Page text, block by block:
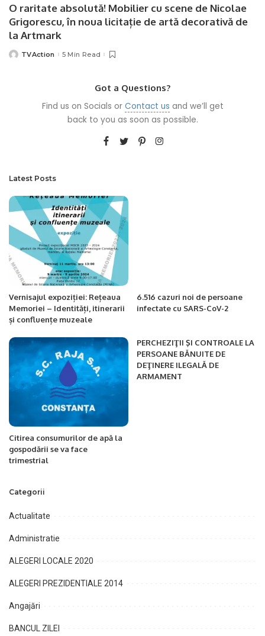
O raritate absolută! Mobilier cu scene de Nicolae
Grigorescu, în noua licitație de artă decorativă de
la Artmark
PostedTVAction 5 Min Read
Got a Questions?
Find us on Socials or Contact us and we’ll get
back to you as soon as possible.
Latest Posts
Vernisajul expoziției: Rețeaua
Memoriei – Identități, itinerarii
și confluențe muzeale
6.516 cazuri noi de persoane
infectate cu SARS-CoV-2
Citirea consumurilor de apă la
gospodării se va face
trimestrial
PERCHEZIŢII ŞI CONTROALE LA
PERSOANE BĂNUITE DE
DEŢINERE ILEGALĂ DE
ARMAMENT
Categorii
Actualitate
Administratie
ALEGERI LOCALE 2020
ALEGERI PREZIDENTIALE 2014
Angajări
BANCUL ZILEI